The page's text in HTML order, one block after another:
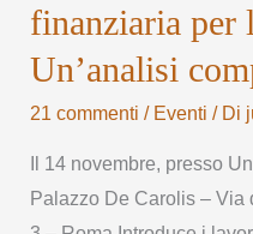
finanziaria per
Un’analisi
21 commenti / Eventi / Di
Il 14 novembre, presso
Palazzo De Carolis – Via